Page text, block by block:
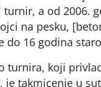
a od 2006.
na pesku,
do 16 godina
turnira, koji
je takmicenje u